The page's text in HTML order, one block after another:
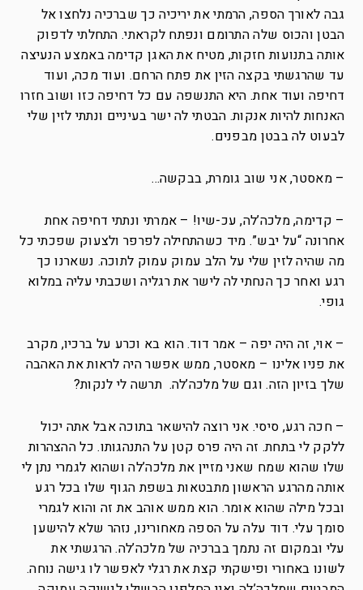
גבה לאורך הספה, הרמתי את יריכיה כך שברכיה נלחצו אל
הבטן והכוס שלה התרומם ונפתח לקראתי. התחלתי לדפוק
אותה בתנועות חזקות, מטיח את האגן קדימה באמצע הנעיצה
עד שהרגשתי בקצה הזין את פתח הרחם. ועוד מכה, ועוד
דחיפה ועוד אחת. היא התנשפה עם כל דחיפה כזו ושוב חזרו
האנחות להיות אנקות. הבטתי לה ישר בעיניים ונתתי לזין שלי
לבעוט לה בבטן מבפנים.
– מאסטר, אני שוב גומרת, בבקשה…
– קדימה, מלכה’לה, עכ-שיו! – אמרתי ונתתי דחיפה אחת
אחרונה “על יבש”. מיד כשהתחילה לפרפר ולצעוק שפכתי כל
מה שהיה לזין שלי על הלב עמוק עמוק לתוכה. נשארנו כך
רגע ואחר כך הנחתי לה לישר את רגליה ושכבתי עליה במלוא
גופי.
– אוי, זה היה יפה – אמר דוד. הוא בא וכרע על ברכיו, מקרב
את פניו אלינו – מאסטר, ממש אפשר היה לראות את האהבה
שלך בזיון הזה. וגם של מלכה’לה. תרשה לי לנקות?
– חכה רגע, סיסי. אני רוצה להישאר בתוכה אבל אתה יכול
ללקק לי בתחת. זה היה פרס קטן על התנהגותו. כל ההצהרות
שלו שהוא שמח שאני מזיין את מלכה’לה ושהוא לגמרי נתן לי
אותה מהרגע הראשון מתבטאות בשפת הגוף שלו בכל רגע
ובכל מילה שהוא אומר. הוא ממש אוהב את זה והוא לגמרי
סומך עלי. דוד עלה על הספה מאחורינו, נזהר שלא להישען
עלי ובמקום זה נתמך בברכיה של מלכה’לה. הרגשתי את
לשונו באחורי ופישקתי קצת את רגלי לאפשר לו גישה נוחה.